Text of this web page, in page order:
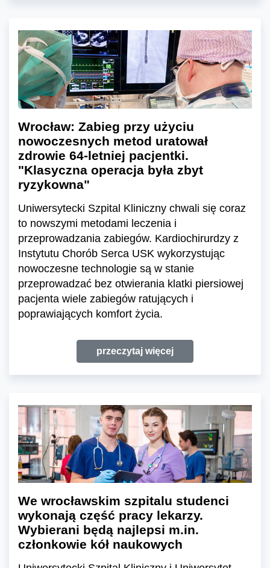
Wrocław: Zabieg przy użyciu
nowoczesnych metod uratował
zdrowie 64-letniej pacjentki.
"Klasyczna operacja była zbyt
ryzykowna"
Uniwersytecki Szpital Kliniczny chwali się coraz
to nowszymi metodami leczenia i
przeprowadzania zabiegów. Kardiochirurdzy z
Instytutu Chorób Serca USK wykorzystując
nowoczesne technologie są w stanie
przeprowadzać bez otwierania klatki piersiowej
pacjenta wiele zabiegów ratujących i
poprawiających komfort życia.
przeczytaj więcej
We wrocławskim szpitalu studenci
wykonają część pracy lekarzy.
Wybierani będą najlepsi m.in.
członkowie kół naukowych